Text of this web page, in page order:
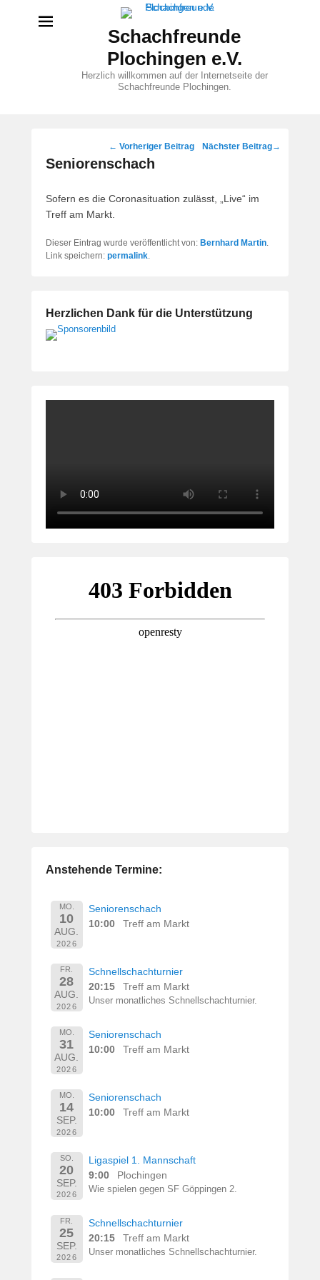
Schachfreunde
Plochingen e.V.
Herzlich willkommen auf der Internetseite der
Schachfreunde Plochingen.
Beitragsnavigation
← Vorheriger Beitrag Nächster Beitrag→
Seniorenschach
Sofern es die Coronasituation zulässt, „Live“ im
Treff am Markt.
Dieser Eintrag wurde veröffentlicht von: Bernhard Martin.
Link speichern: permalink.
Herzlichen Dank für die Unterstützung
Anstehende Termine:
MO.
10
AUG.
2026
Seniorenschach
10:00
Treff am Markt
FR.
28
AUG.
2026
Schnellschachturnier
20:15
Treff am Markt
Unser monatliches Schnellschachturnier.
MO.
31
AUG.
2026
Seniorenschach
10:00
Treff am Markt
MO.
14
SEP.
2026
Seniorenschach
10:00
Treff am Markt
SO.
20
SEP.
2026
Ligaspiel 1. Mannschaft
9:00
Plochingen
Wie spielen gegen SF Göppingen 2.
FR.
25
SEP.
2026
Schnellschachturnier
20:15
Treff am Markt
Unser monatliches Schnellschachturnier.